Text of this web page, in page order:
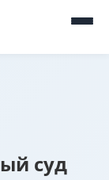
суд